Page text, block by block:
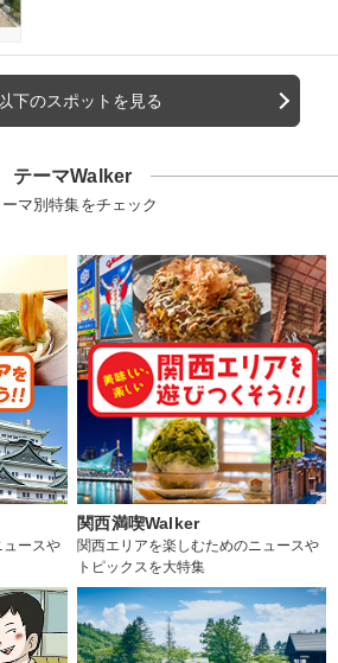
下のスポットを見る
テーマWalker
マ別特集をチェック
ュースや
関西満喫Walker
関西エリアを楽しむためのニュースや
トピックスを大特集